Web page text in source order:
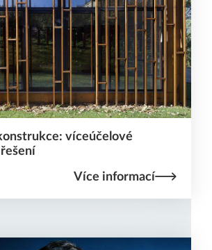
víceúčelové
Více informací